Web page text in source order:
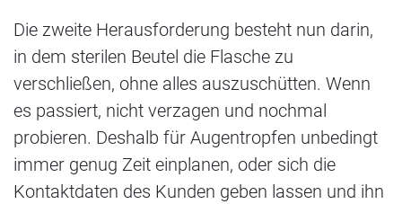
Die zweite Herausforderung besteht nun darin,
in dem sterilen Beutel die Flasche zu
verschließen, ohne alles auszuschütten. Wenn
es passiert, nicht verzagen und nochmal
probieren. Deshalb für Augentropfen unbedingt
immer genug Zeit einplanen, oder sich die
Kontaktdaten des Kunden geben lassen und ihn